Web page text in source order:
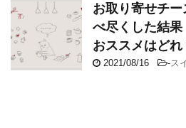
お取り寄せチ
べ尽くした結
おススメはどれ
2021/08/16 -ス